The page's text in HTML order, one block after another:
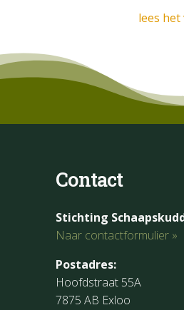
lees
Contact
Stichting
Naar contactformulier »
Postadres:
Hoofdstraat 55A
7875 AB Exloo